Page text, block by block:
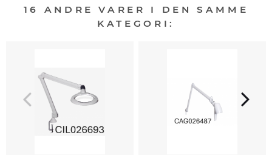
16 ANDRE VARER I DEN SAMME
KATEGORI: